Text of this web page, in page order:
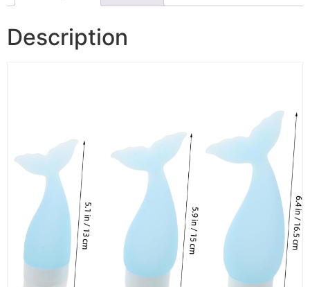
Description